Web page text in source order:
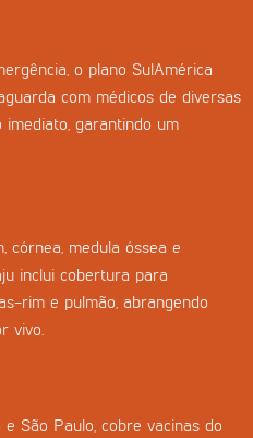
o plano SulAmérica
com médicos de diversas
imediato, garantindo um
córnea, medula óssea e
inclui cobertura para
rim e pulmão, abrangendo
vivo.
e São Paulo, cobre vacinas do